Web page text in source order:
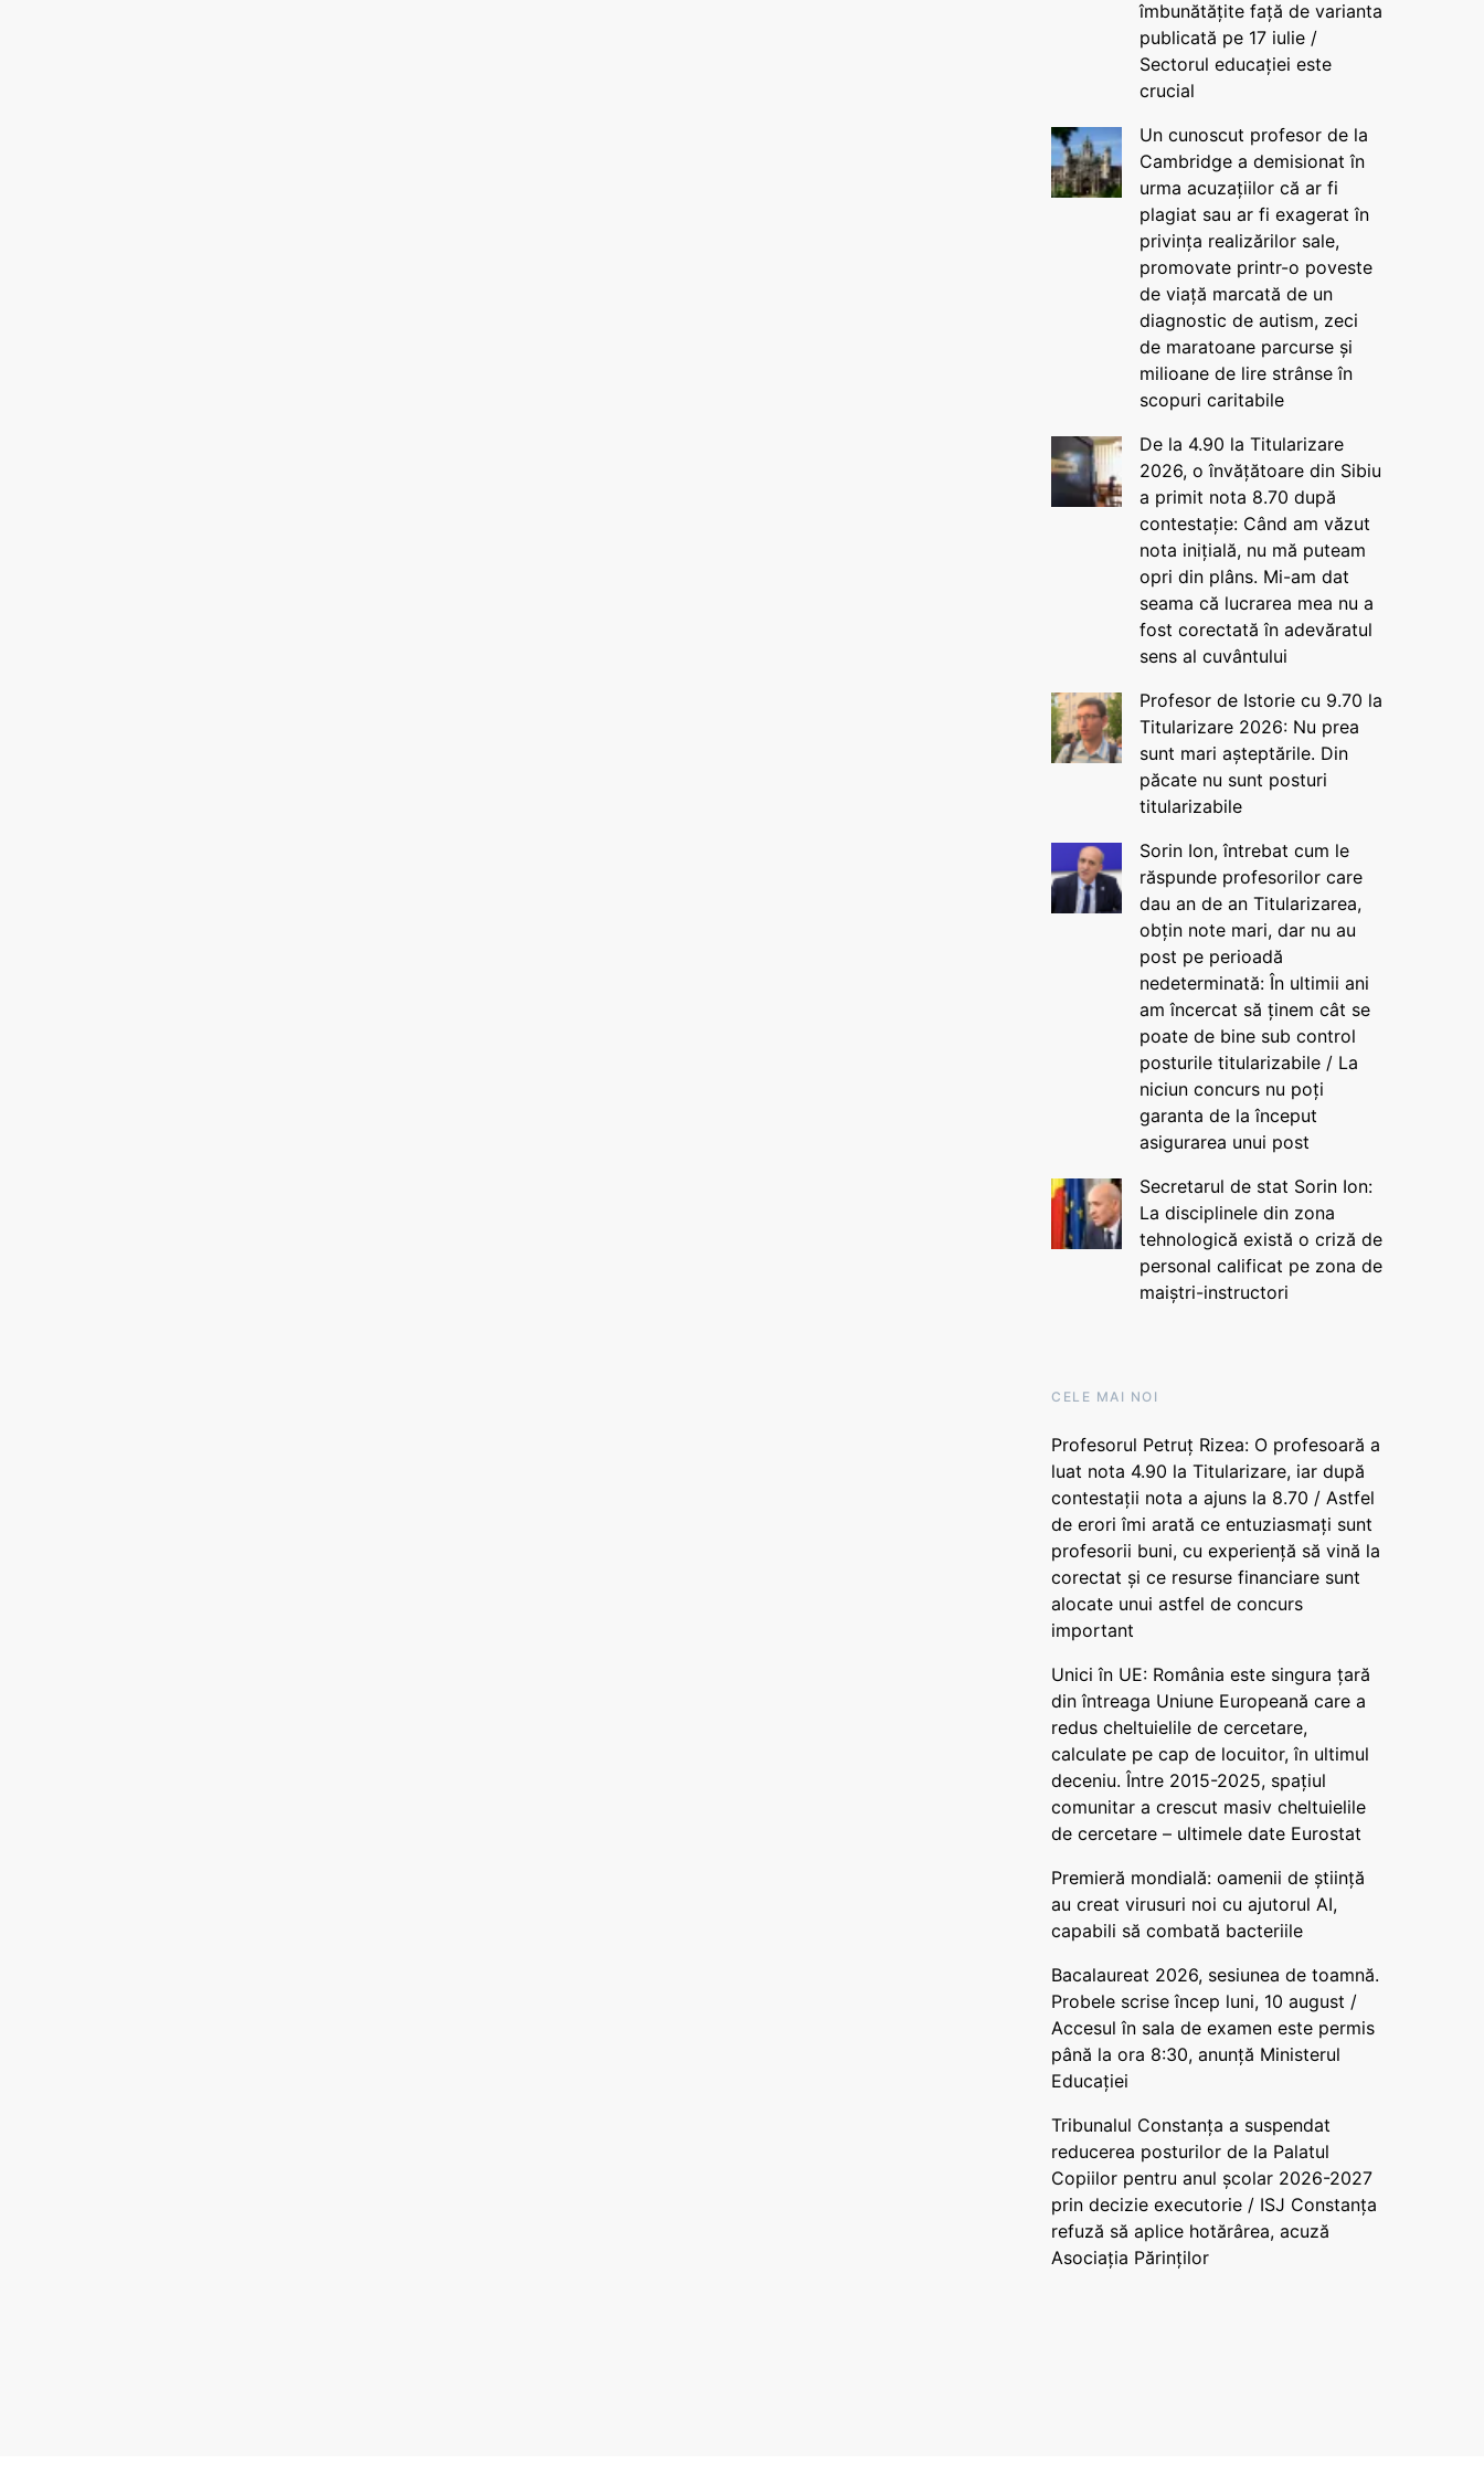
îmbunătățite față de varianta
publicată pe 17 iulie /
Sectorul educației este
crucial
Un cunoscut profesor de la
Cambridge a demisionat în
urma acuzațiilor că ar fi
plagiat sau ar fi exagerat în
privința realizărilor sale,
promovate printr-o poveste
de viață marcată de un
diagnostic de autism, zeci
de maratoane parcurse și
milioane de lire strânse în
scopuri caritabile
De la 4.90 la Titularizare
2026, o învățătoare din Sibiu
a primit nota 8.70 după
contestație: Când am văzut
nota inițială, nu mă puteam
opri din plâns. Mi-am dat
seama că lucrarea mea nu a
fost corectată în adevăratul
sens al cuvântului
Profesor de Istorie cu 9.70 la
Titularizare 2026: Nu prea
sunt mari așteptările. Din
păcate nu sunt posturi
titularizabile
Sorin Ion, întrebat cum le
răspunde profesorilor care
dau an de an Titularizarea,
obțin note mari, dar nu au
post pe perioadă
nedeterminată: În ultimii ani
am încercat să ținem cât se
poate de bine sub control
posturile titularizabile / La
niciun concurs nu poți
garanta de la început
asigurarea unui post
Secretarul de stat Sorin Ion:
La disciplinele din zona
tehnologică există o criză de
personal calificat pe zona de
maiștri-instructori
CELE MAI NOI
Profesorul Petruț Rizea: O profesoară a
luat nota 4.90 la Titularizare, iar după
contestații nota a ajuns la 8.70 / Astfel
de erori îmi arată ce entuziasmați sunt
profesorii buni, cu experiență să vină la
corectat și ce resurse financiare sunt
alocate unui astfel de concurs
important
Unici în UE: România este singura țară
din întreaga Uniune Europeană care a
redus cheltuielile de cercetare,
calculate pe cap de locuitor, în ultimul
deceniu. Între 2015-2025, spațiul
comunitar a crescut masiv cheltuielile
de cercetare – ultimele date Eurostat
Premieră mondială: oamenii de știință
au creat virusuri noi cu ajutorul AI,
capabili să combată bacteriile
Bacalaureat 2026, sesiunea de toamnă.
Probele scrise încep luni, 10 august /
Accesul în sala de examen este permis
până la ora 8:30, anunță Ministerul
Educației
Tribunalul Constanța a suspendat
reducerea posturilor de la Palatul
Copiilor pentru anul școlar 2026-2027
prin decizie executorie / ISJ Constanța
refuză să aplice hotărârea, acuză
Asociația Părinților